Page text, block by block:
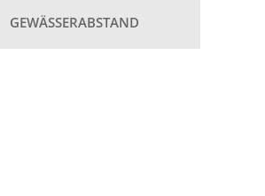
GEWÄSSERABSTAND